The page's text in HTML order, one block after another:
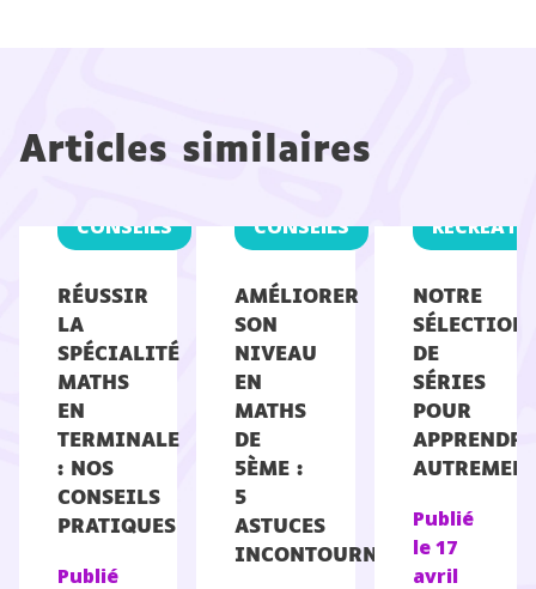
Articles similaires
RÉUSSIR
LA
SPÉCIALITÉ
MATHS
EN
TERMINALE
: NOS
CONSEILS
PRATIQUES
CONSEILS
Publié
AMÉLIORER
SON
NIVEAU
EN
MATHS
DE
5ÈME :
5
ASTUCES
INCONTOURNABLES
CONSEILS
NOTRE
SÉLECTION
DE
SÉRIES
POUR
APPRENDRE
Publié
le17
avril